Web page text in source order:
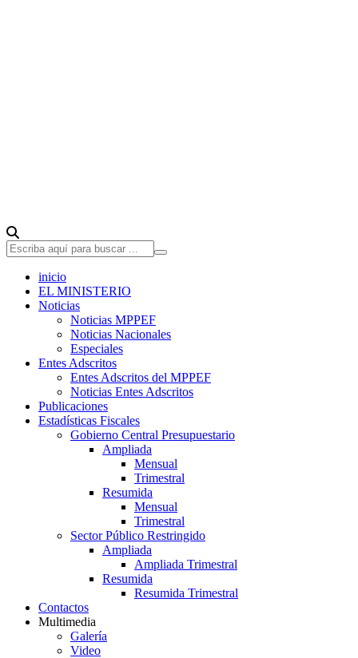
inicio
EL MINISTERIO
Noticias
Noticias MPPEF
Noticias Nacionales
Especiales
Entes Adscritos
Entes Adscritos del MPPEF
Noticias Entes Adscritos
Publicaciones
Estadísticas Fiscales
Gobierno Central Presupuestario
Ampliada
Mensual
Trimestral
Resumida
Mensual
Trimestral
Sector Público Restringido
Ampliada
Ampliada Trimestral
Resumida
Resumida Trimestral
Contactos
Multimedia
Galería
Video